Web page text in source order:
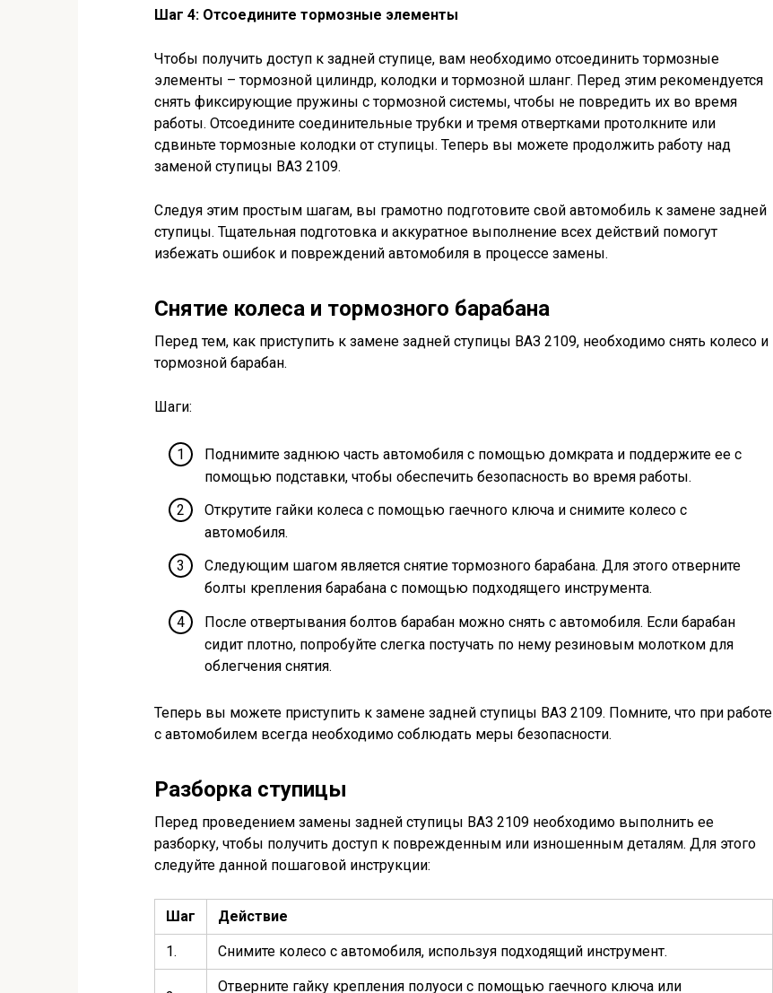
Шаг 4: Отсоедините тормозные элементы
Чтобы получить доступ к задней ступице, вам необходимо отсоединить тормозные
элементы – тормозной цилиндр, колодки и тормозной шланг. Перед этим рекомендуется
снять фиксирующие пружины с тормозной системы, чтобы не повредить их во время
работы. Отсоедините соединительные трубки и тремя отвертками протолкните или
сдвиньте тормозные колодки от ступицы. Теперь вы можете продолжить работу над
заменой ступицы ВАЗ 2109.
Следуя этим простым шагам, вы грамотно подготовите свой автомобиль к замене задней
ступицы. Тщательная подготовка и аккуратное выполнение всех действий помогут
избежать ошибок и повреждений автомобиля в процессе замены.
Снятие колеса и тормозного барабана
Перед тем, как приступить к замене задней ступицы ВАЗ 2109, необходимо снять колесо и
тормозной барабан.
Шаги:
Поднимите заднюю часть автомобиля с помощью домкрата и поддержите ее с
помощью подставки, чтобы обеспечить безопасность во время работы.
Открутите гайки колеса с помощью гаечного ключа и снимите колесо с
автомобиля.
Следующим шагом является снятие тормозного барабана. Для этого отверните
болты крепления барабана с помощью подходящего инструмента.
После отвертывания болтов барабан можно снять с автомобиля. Если барабан
сидит плотно, попробуйте слегка постучать по нему резиновым молотком для
облегчения снятия.
Теперь вы можете приступить к замене задней ступицы ВАЗ 2109. Помните, что при работе
с автомобилем всегда необходимо соблюдать меры безопасности.
Разборка ступицы
Перед проведением замены задней ступицы ВАЗ 2109 необходимо выполнить ее
разборку, чтобы получить доступ к поврежденным или изношенным деталям. Для этого
следуйте данной пошаговой инструкции:
Шаг Действие
1. Снимите колесо с автомобиля, используя подходящий инструмент.
Отверните гайку крепления полуоси с помощью гаечного ключа или